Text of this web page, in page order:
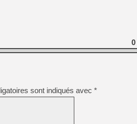
[GK] Agenda - GeForce
[LS] [PS5] ps5-y2jb-
[GK] Pourquoi Marvel
[GK] GTA 6 : Rockstar
[GK] Hot Wheels Infinite
[GK] Mémoire cash -
[GK] Résultats Nintendo :
[GK] Déjà des
0
sont indiqués avec *